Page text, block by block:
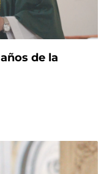
de la